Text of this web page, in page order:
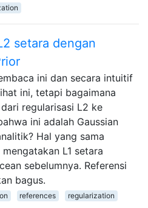
setara dengan
ini dan secara intuitif
ini, tetapi bagaimana
regularisasi L2 ke
ini adalah Gaussian
Hal yang sama
L1 setara
sebelumnya. Referensi
bagus.
references regularization